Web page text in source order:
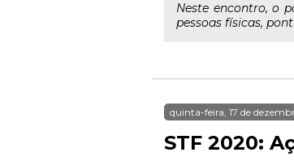
Neste encontro, o
pessoas físicas,
quinta-feira, 17 de
STF 2020: